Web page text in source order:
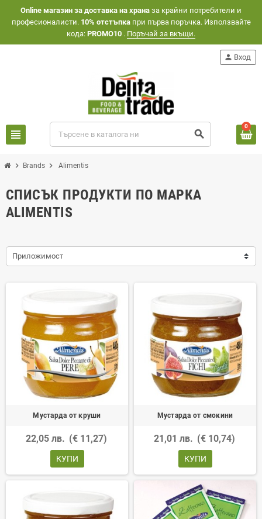
Оnline магазин за доставка на храна за крайни потребители и
професионалисти. 10% отстъпкапри първа поръчка. Използвайте
кода: PROMO10 . Поръчай за вкъщи.
view_headline search
person Вход
0
chevron_right Brands chevron_right Alimentis
СПИСЪК ПРОДУКТИ ПО МАРКА
ALIMENTIS
Приложимост
Мустарда от круши
22,05 лв. (€ 11,27)
КУПИ
Мустарда от смокини
21,01 лв. (€ 10,74)
КУПИ